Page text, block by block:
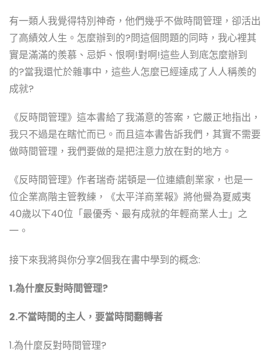
有一類人我覺得特別神奇，他們幾乎不做時間管理，卻活出
了高績效人生。怎麼辦到的?問這個問題的同時，我心裡其
實是滿滿的羨慕、忌妒、恨啊!對啊!這些人到底怎麼辦到
的?當我還忙於雜事中，這些人怎麼已經達成了人人稱羨的
成就?
《反時間管理》這本書給了我滿意的答案，它嚴正地指出，
我只不過是在瞎忙而已。而且這本書告訴我們，其實不需要
做時間管理，我們要做的是把注意力放在對的地方。
《反時間管理》作者瑞奇·諾頓是一位連續創業家，也是一
位企業高階主管教練，《太平洋商業報》將他譽為夏威夷
40歲以下40位「最優秀、最有成就的年輕商業人士」之
一。
接下來我將與你分享2個我在書中學到的概念:
1.為什麼反對時間管理?
2.不當時間的主人，要當時間翻轉者
1.為什麼反對時間管理?